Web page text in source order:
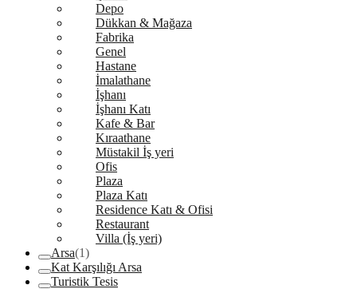
Depo
Dükkan & Mağaza
Fabrika
Genel
Hastane
İmalathane
İşhanı
İşhanı Katı
Kafe & Bar
Kıraathane
Müstakil İş yeri
Ofis
Plaza
Plaza Katı
Residence Katı & Ofisi
Restaurant
Villa (İş yeri)
Arsa(1)
Kat Karşılığı Arsa
Turistik Tesis